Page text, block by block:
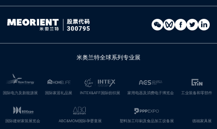
米奥兰特全球系列专业展
国际电力及新能源展 国际家居礼品展 INTEX&AFF国际纺织展 家用电器及消费电子博览会 工业装备和零部件
国际建材家装展览会 ABC&MOM国际孕婴童展 塑料加工印刷及食品加工设备展 德福家具展